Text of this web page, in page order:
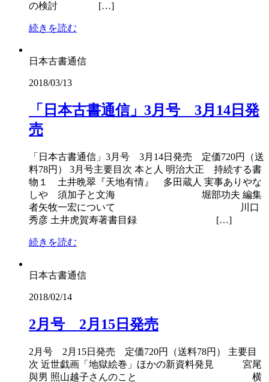
の検討 […]
続きを読む
日本古書通信
2018/03/13
「日本古書通信」3月号 3月14日発
売
「日本古書通信」3月号 3月14日発売 定価720円（送
料78円） 3月号主要目次 本と人 明治大正 持続する書
物１ 土井晩翠『天地有情』 多田蔵人 実事ありやな
しや 須加子と文海 堀部功夫 編集
者矢牧一宏について 川口
秀彦 土井虎賀寿著書目録 […]
続きを読む
日本古書通信
2018/02/14
2月号 2月15日発売
2月号 2月15日発売 定価720円（送料78円） 主要目
次 近世戯画「地獄絵巻」ほかの新資料発見 宮尾
與男 照山越子さんのこと 横